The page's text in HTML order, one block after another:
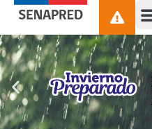
contenido